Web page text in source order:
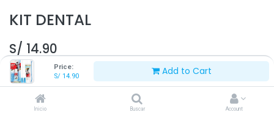
Price:
S/ 14.90 Add to Cart
Inicio Buscar Account
KIT DENTAL
S/ 14.90